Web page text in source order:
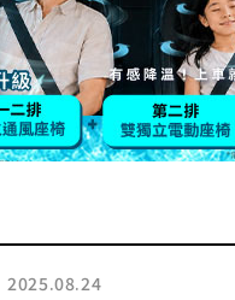
2025.08.24